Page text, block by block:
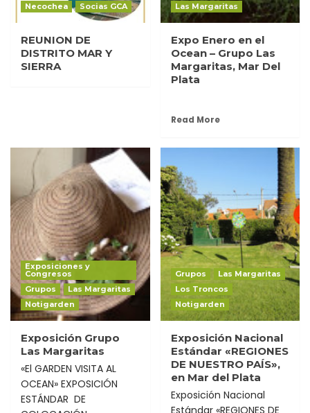
Necochea
Socias GCA
REUNION DE
DISTRITO MAR Y
SIERRA
Las Margaritas
Expo Enero en el
Ocean – Grupo Las
Margaritas, Mar Del
Plata
Read More
Exposiciones y
Congresos
Grupos
Las Margaritas
Notigarden
Exposición Grupo
Las Margaritas
«El GARDEN VISITA AL
OCEAN» EXPOSICIÓN
ESTÁNDAR DE
Grupos
Las Margaritas
Los Troncos
Notigarden
Exposición Nacional
Estándar «REGIONES
DE NUESTRO PAÍS»,
en Mar del Plata
Exposición Nacional
Estándar «REGIONES DE